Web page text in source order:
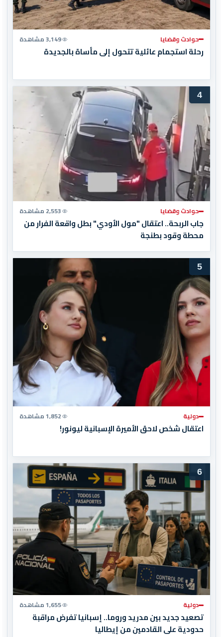
حوادث وقضايا 3,149 مشاهدة
رحلة استجمام عائلية تتحول إلى مأساة بالجديدة
4
حوادث وقضايا 2,553 مشاهدة
جاب الربحة.. اعتقال "مول الأودي" بطل واقعة الفرار من
محطة وقود بطنجة
5
دولية 1,852 مشاهدة
اعتقال شخص لاحق الأميرة الإسبانية ليونور!
6
دولية 1,655 مشاهدة
تصعيد جديد بين مدريد وروما.. إسبانيا تفرض مراقبة
حدودية على القادمين من إيطاليا